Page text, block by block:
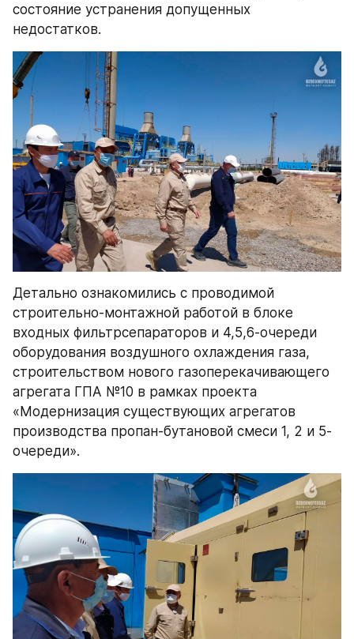
состояние устранения допущенных
недостатков.
Детально ознакомились с проводимой
строительно-монтажной работой в блоке
входных фильтрсепараторов и 4,5,6-очереди
оборудования воздушного охлаждения газа,
строительством нового газоперекачивающего
агрегата ГПА №10 в рамках проекта
«Модернизация существующих агрегатов
производства пропан-бутановой смеси 1, 2 и 5-
очереди».